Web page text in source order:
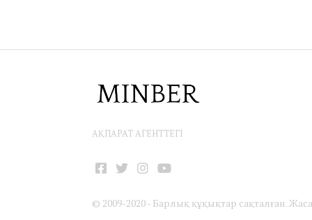
АҚПАРАТ АГЕНТТЕГІ
© 2009-2020 - Барлық құқықтар сақталған.